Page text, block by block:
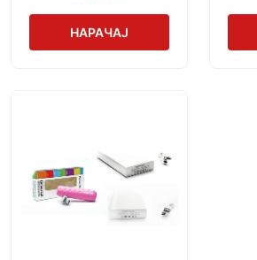
НАРАЧАЈ